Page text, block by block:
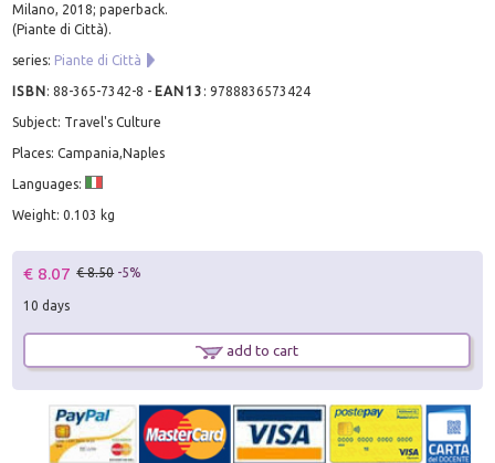
Milano, 2018; paperback.
(Piante di Città).
series: Piante di Città
ISBN:88-365-7342-8 - EAN13 :9788836573424
Subject: Travel's Culture
Places: Campania,Naples
Languages:
Weight: 0.103 kg
€ 8.07 € 8.50 -5%
10 days
add to cart